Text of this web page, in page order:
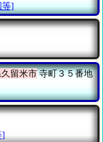
等]
留米市寺町３５番地
]